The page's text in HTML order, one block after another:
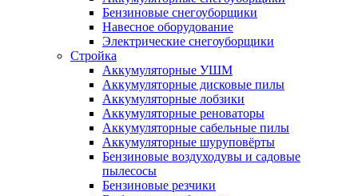
Бензиновые снегоуборщики
Навесное оборудование
Электрические снегоуборщики
Стройка
Аккумуляторные УШМ
Аккумуляторные дисковые пилы
Аккумуляторные лобзики
Аккумуляторные реноваторы
Аккумуляторные сабельные пилы
Аккумуляторные шуруповёрты
Бензиновые воздуходувы и садовые
пылесосы
Бензиновые резчики